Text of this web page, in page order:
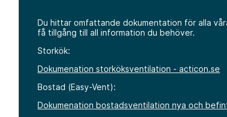
Du hittar omfattande dokumentation för alla
få tillgång till all information du behöver.
Storkök:
Dokumenation storköksventilation - acticon.se
Bostad (Easy-Vent):
Dokumenation bostadsventilation nya och